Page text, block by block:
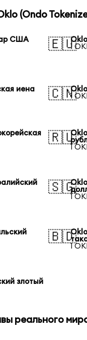
(Ondo
США
🇪🇺
1
иена
🇨🇳
1
🇷🇺
1
🇸🇬
1
🇧🇩
1
злотый
реального